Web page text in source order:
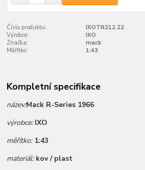
Číslo produktu:
IXOTR212.22
Výrobce:
IXO
Značka:
mack
Měřítko:
1:43
Kompletní specifikace
název:Mack R-Series 1966
výrobce: IXO
měřítko: 1:43
materiál: kov / plast